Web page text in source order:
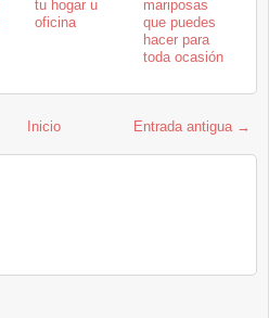
tu hogar u
oficina
mariposas
que puedes
hacer para
toda ocasión
Entrada antigua →
Inicio